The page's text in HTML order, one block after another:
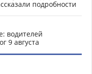
подробности
водителей
9 августа